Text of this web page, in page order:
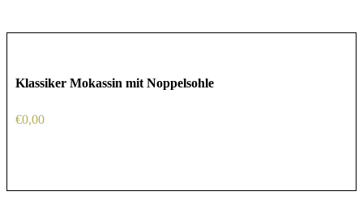
Klassiker Mokassin mit Noppelsohle
€0,00